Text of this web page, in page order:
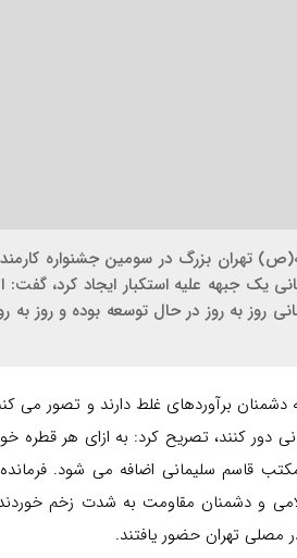
تهران بزرگ در سومین جشنواره کارمند
یک جبهه علیه استکبار ایجاد کرد، گفت:
به روز در حال توسعه بوده و روز به
دشمنان برآوردهای غلط دارند و تصور می
دور کنند، تصریح کرد: به ازای هر قطره‌
قاسم سلیمانی اضافه می شود.
و دشمنان مقاومت به شدت زخم
مصلی تهران حضور یافتند.